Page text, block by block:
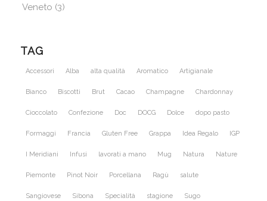
Veneto (3)
TAG
Accessori Alba alta qualità Aromatico Artigianale
Bianco Biscotti Brut Cacao Champagne Chardonnay
Cioccolato Confezione Doc DOCG Dolce dopo pasto
Formaggi Francia Gluten Free Grappa Idea Regalo IGP
I Meridiani Infusi lavorati a mano Mug Natura Nature
Piemonte Pinot Noir Porcellana Ragù salute
Sangiovese Sibona Specialità stagione Sugo